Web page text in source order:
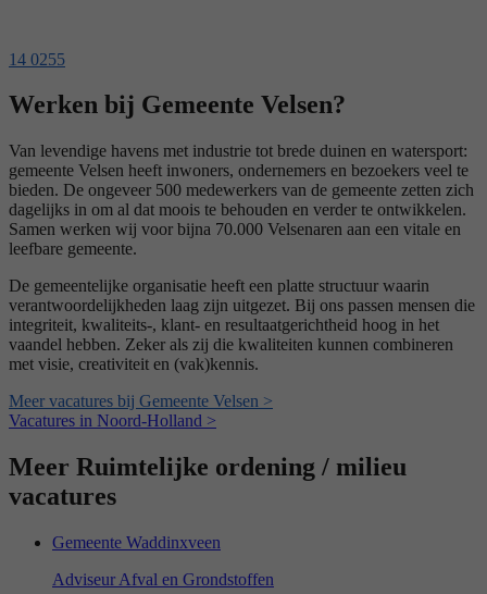
14 0255
Werken bij Gemeente Velsen?
Van levendige havens met industrie tot brede duinen en watersport:
gemeente Velsen heeft inwoners, ondernemers en bezoekers veel te
bieden. De ongeveer 500 medewerkers van de gemeente zetten zich
dagelijks in om al dat moois te behouden en verder te ontwikkelen.
Samen werken wij voor bijna 70.000 Velsenaren aan een vitale en
leefbare gemeente.
De gemeentelijke organisatie heeft een platte structuur waarin
verantwoordelijkheden laag zijn uitgezet. Bij ons passen mensen die
integriteit, kwaliteits-, klant- en resultaatgerichtheid hoog in het
vaandel hebben. Zeker als zij die kwaliteiten kunnen combineren
met visie, creativiteit en (vak)kennis.
Meer vacatures bij Gemeente Velsen >
Vacatures in Noord-Holland >
Meer Ruimtelijke ordening / milieu
vacatures
Gemeente Waddinxveen
Adviseur Afval en Grondstoffen